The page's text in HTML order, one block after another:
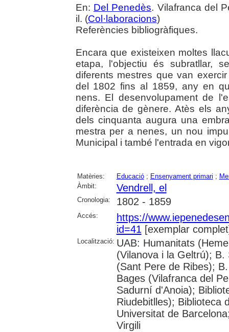
En: Del Penedès. Vilafranca del
il. (Col·laboracions)
Referències bibliogràfiques.
Encara que existeixen moltes
etapa, l'objectiu és subratllar,
diferents mestres que van
del 1802 fins al 1859, any en
nens. El desenvolupament de
diferència de gènere. Atès els
dels cinquanta augura una
mestra per a nenes, un nou
Municipal i també l'entrada en
Matèries: Educació; Ensenyament primari ;
Àmbit:
Vendrell, el
Cronologia: 1802 - 1859
Accés:
https://
id=41 [exemplar
Localització: UAB: Humanitats
(Vilanova i la Geltrú);
(Sant Pere de Ribes);
Bages (Vilafranca del
Sadurní d'Anoia);
Riudebitlles); Biblioteca
Universitat de
Virgili